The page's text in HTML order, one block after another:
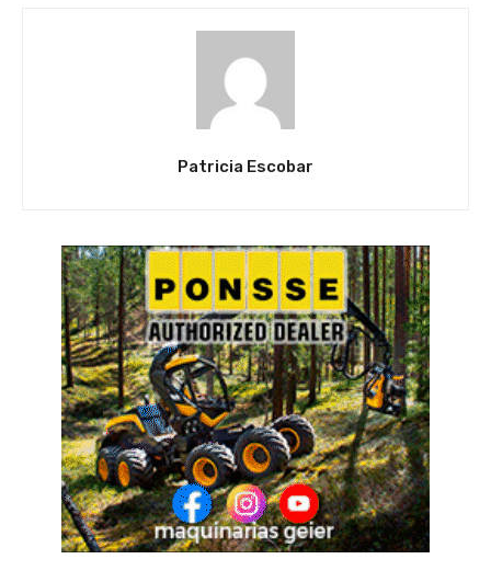
Patricia Escobar